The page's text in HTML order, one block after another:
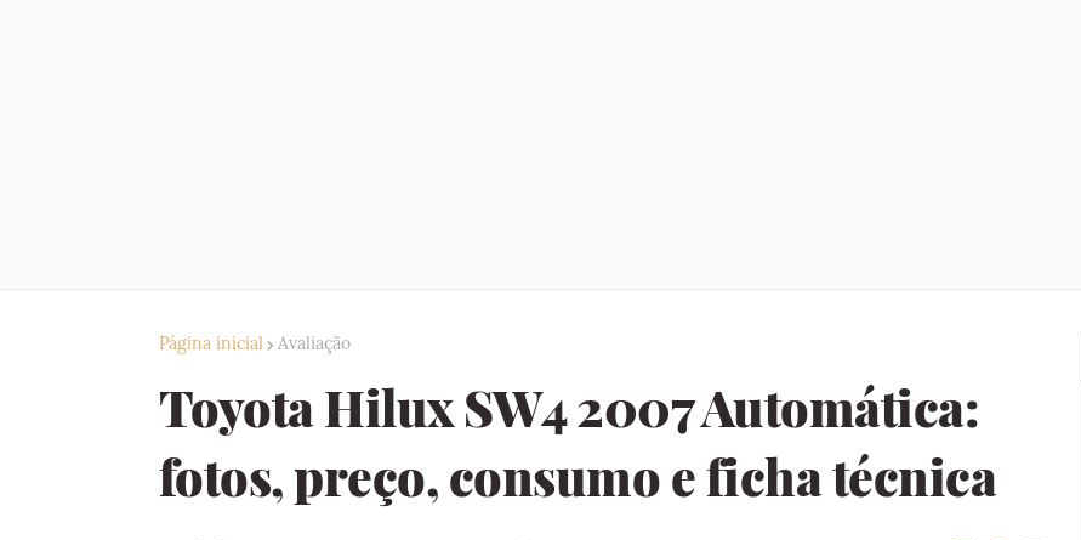
Página inicial Avaliação
Toyota Hilux SW4 2007 Automática:
fotos, preço, consumo e ficha técnica